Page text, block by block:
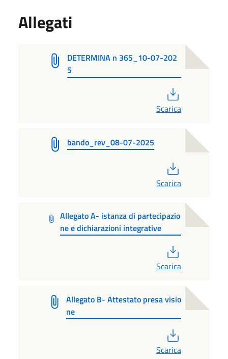
Allegati
DETERMINA n 365_10-07-202
5
Scarica
bando_rev_08-07-2025
Scarica
Allegato A- istanza di partecipazio
ne e dichiarazioni integrative
Scarica
Allegato B- Attestato presa visio
ne
Scarica